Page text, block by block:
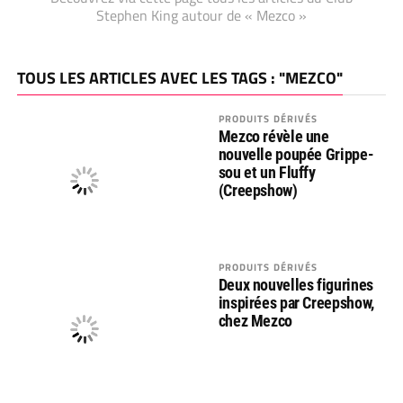
Stephen King autour de « Mezco »
TOUS LES ARTICLES AVEC LES TAGS : "MEZCO"
PRODUITS DÉRIVÉS
Mezco révèle une
nouvelle poupée Grippe-
sou et un Fluffy
(Creepshow)
PRODUITS DÉRIVÉS
Deux nouvelles figurines
inspirées par Creepshow,
chez Mezco